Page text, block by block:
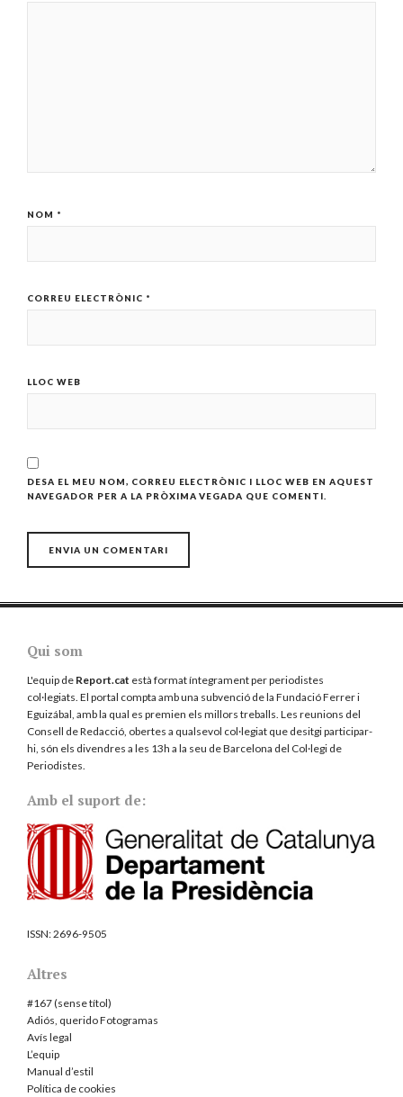
NOM *
CORREU ELECTRÒNIC *
LLOC WEB
DESA EL MEU NOM, CORREU ELECTRÒNIC I LLOC WEB EN AQUEST
NAVEGADOR PER A LA PRÒXIMA VEGADA QUE COMENTI.
Qui som
L'equip de Report.cat està format íntegrament per periodistes
col·legiats. El portal compta amb una subvenció de la Fundació Ferrer i
Eguizábal, amb la qual es premien els millors treballs. Les reunions del
Consell de Redacció, obertes a qualsevol col·legiat que desitgi participar-
hi, són els divendres a les 13h a la seu de Barcelona del Col·legi de
Periodistes
Amb el suport de:
ISSN:2696-9505
Altres
#167 (sense títol)
Adiós, querido Fotogramas
Avís legal
L’equip
Manual d’estil
Política de cookies